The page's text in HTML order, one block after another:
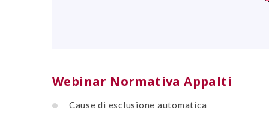
Webinar Normativa Appalti
Cause di esclusione automatica